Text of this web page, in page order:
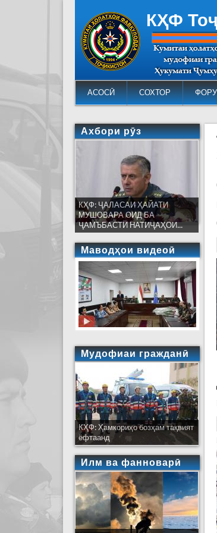
КҲФ
АСОСӢ СОХТОР
Ахбори рӯз
КҲФ: ҶАЛАСАИ ҲАЙАТИ
МУШОВАРА ОИД БА
ҶАМЪБАСТИ НАТИҶАҲОИ...
Маводҳои видеоӣ
Мудофиаи гражданӣ
КҲФ: Ҳамкориҳо бозҳам тақвият
ёфтаанд
Илм ва фанноварӣ